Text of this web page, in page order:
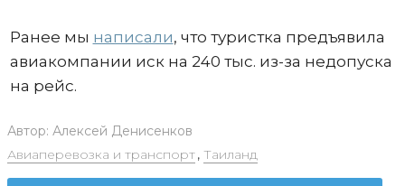
Ранее мы написали, что туристка предъявила
авиакомпании иск на 240 тыс. из-за недопуска
на рейс.
Автор: Алексей Денисенков
Авиаперевозка и транспорт, Таиланд